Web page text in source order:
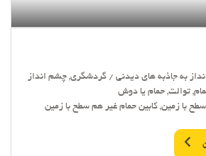
به جاذبه های دیدنی / گردشگری, چشم انداز
توالت, حمام یا دوش
با زمین, کابین حمام غیر هم سطح با زمین